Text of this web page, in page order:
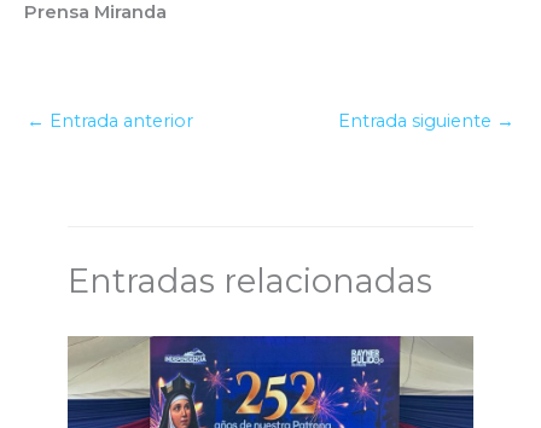
Prensa Miranda
← Entrada anterior Entrada siguiente →
Entradas relacionadas